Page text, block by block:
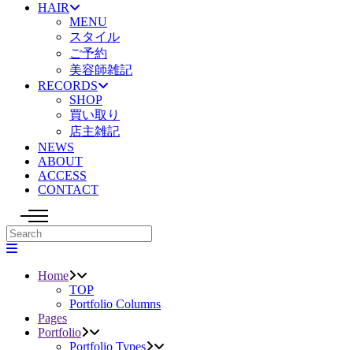
HAIR
MENU
スタイル
ご予約
美容師雑記
RECORDS
SHOP
買い取り
店主雑記
NEWS
ABOUT
ACCESS
CONTACT
Home
TOP
Portfolio Columns
Pages
Portfolio
Portfolio Types